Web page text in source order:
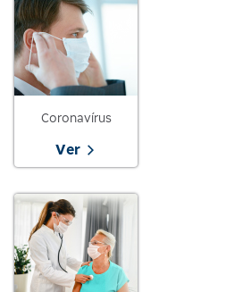
Coronavírus
Ver